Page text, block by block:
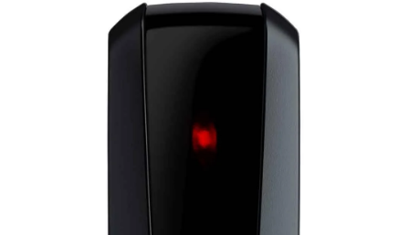
Ativar tradutor em libras